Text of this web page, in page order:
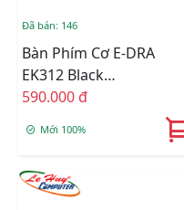
Đã bán: 146
Bàn Phím Cơ E-DRA
EK312 Black
(Blue/Red/Brown Switch)
590.000 đ
Mới 100%